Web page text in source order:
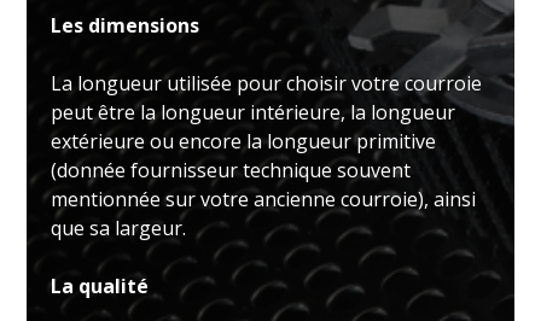
Les dimensions
La longueur utilisée pour choisir votre courroie
peut être la longueur intérieure, la longueur
extérieure ou encore la longueur primitive
(donnée fournisseur technique souvent
mentionnée sur votre ancienne courroie), ainsi
que sa largeur.
La qualité